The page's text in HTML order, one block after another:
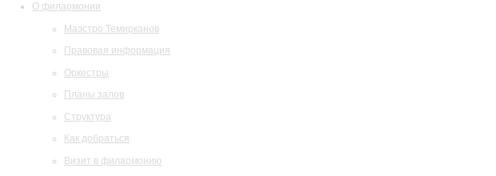
О филармонии
Маэстро Темирканов
Правовая информация
Оркестры
Планы залов
Структура
Как добраться
Визит в филармонию